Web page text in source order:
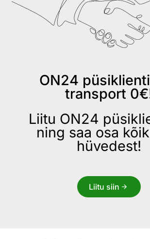
ON24
transport
Liitu ON24
ning saa osa
hüvedest!
Liitu siin